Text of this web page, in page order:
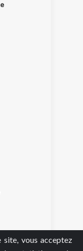
site, vous acceptez